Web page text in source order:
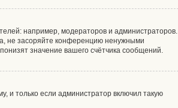
например, модераторов и администраторов.
не засоряйте конференцию ненужными
значение вашего счётчика сообщений.
и только если администратор включил такую